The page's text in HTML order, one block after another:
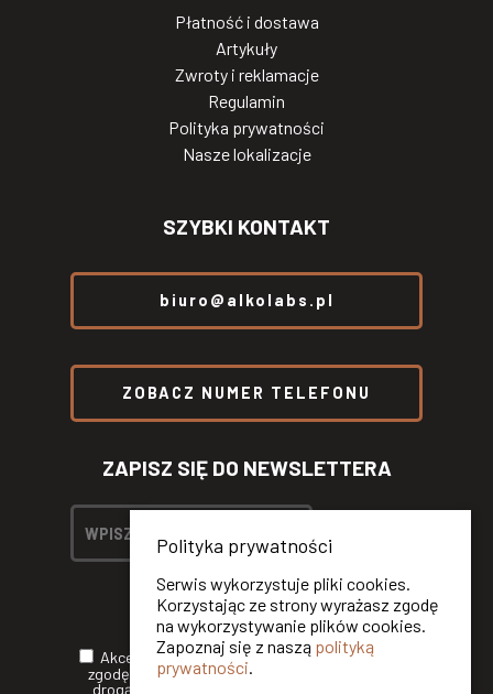
Płatność i dostawa
Artykuły
Zwroty i reklamacje
Regulamin
Polityka prywatności
Nasze lokalizacje
SZYBKI KONTAKT
biuro@alkolabs.pl
ZOBACZ NUMER TELEFONU
ZAPISZ SIĘ DO NEWSLETTERA
AkceptujęPolitykę Prywatnościoraz wyrażam
zgodę na otrzymywanie informacji handlowych
drogą elektroniczną od ALKOLABS SP. Z O.O.*
Polityka prywatności
Serwis wykorzystuje pliki cookies.
Korzystając ze strony wyrażasz zgodę
na wykorzystywanie plików cookies.
Zapoznaj się z naszą polityką
prywatności.